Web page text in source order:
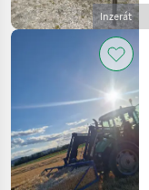
Inzerát